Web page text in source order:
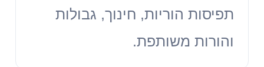
תפיסות הוריות, חינוך, גבולות
והורות משותפת.